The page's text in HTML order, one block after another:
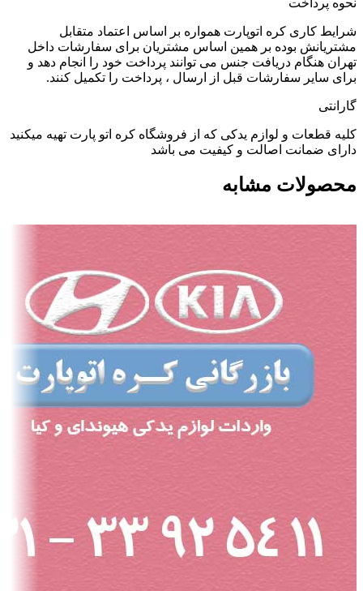
نحوه پرداخت
شرایط کاری کره اتوپارت همواره بر اساس اعتماد متقابل
مشتریانش بوده بر همین اساس مشتریان برای سفارشات داخل
تهران هنگام دریافت جنس می توانند پرداخت خود را انجام دهد و
برای سایر سفارشات قبل از ارسال ، پرداخت را تکمیل کنند.
گارانتی
کلیه قطعات و لوازم یدکی که از فروشگاه کره اتو پارت تهیه میکنید
دارای ضمانت اصالت و کیفیت می باشد
محصولات مشابه